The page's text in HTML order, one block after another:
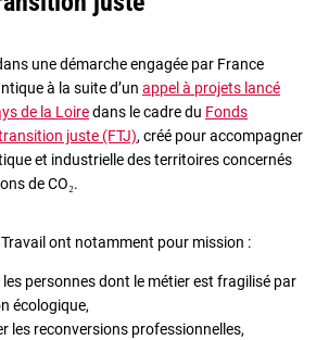
une démarche engagée par France
à la suite d’un appel à projets lancé
de la Loiredans le cadre du Fonds
juste (FTJ), créé pour accompagner
et industrielle des territoires concernés
de CO₂.
ont notamment pour mission :
les personnes dont le métier est fragilisé par
écologique,
les reconversions professionnelles,